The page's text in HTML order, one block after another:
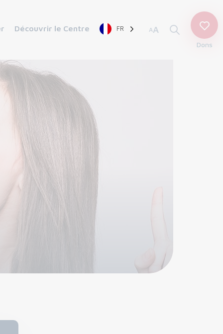
Découvrir le Centre FR AA
Dons